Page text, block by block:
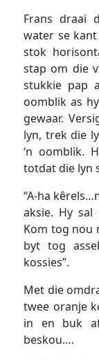
Frans draai
water se
stok
stap om die
stukkie pap
oomblik as
gewaar.
lyn, trek die
‘n oomblik.
totdat die lyn
“A-ha
aksie. Hy
Kom tog nou
byt tog
kossies”.
Met die
twee oranje
in en buk
beskou….